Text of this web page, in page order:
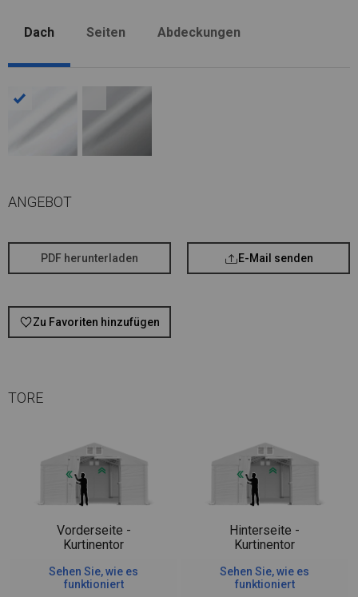
Dach Seiten Abdeckungen
ANGEBOT
PDF herunterladen E-Mail senden
Zu Favoriten hinzufügen
TORE
Vorderseite -
Kurtinentor
Sehen Sie, wie es
funktioniert
Hinterseite -
Kurtinentor
Sehen Sie, wie es
funktioniert